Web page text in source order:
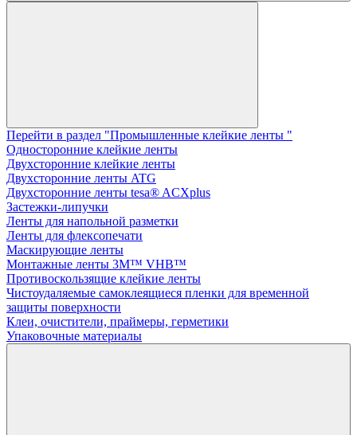
Перейти в раздел "Промышленные клейкие ленты "
Односторонние клейкие ленты
Двухсторонние клейкие ленты
Двухсторонние ленты ATG
Двухсторонние ленты tesa® ACXplus
Застежки-липучки
Ленты для напольной разметки
Ленты для флексопечати
Маскирующие ленты
Монтажные ленты 3M™ VHB™
Противоскользящие клейкие ленты
Чистоудаляемые самоклеящиеся пленки для временной
защиты поверхности
Клеи, очистители, праймеры, герметики
Упаковочные материалы